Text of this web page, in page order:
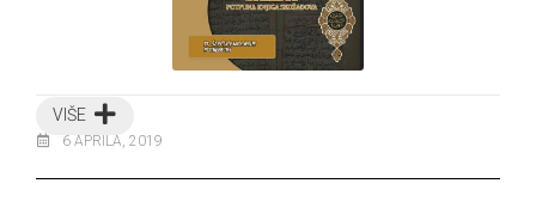
VIŠE
6 APRILA, 2019